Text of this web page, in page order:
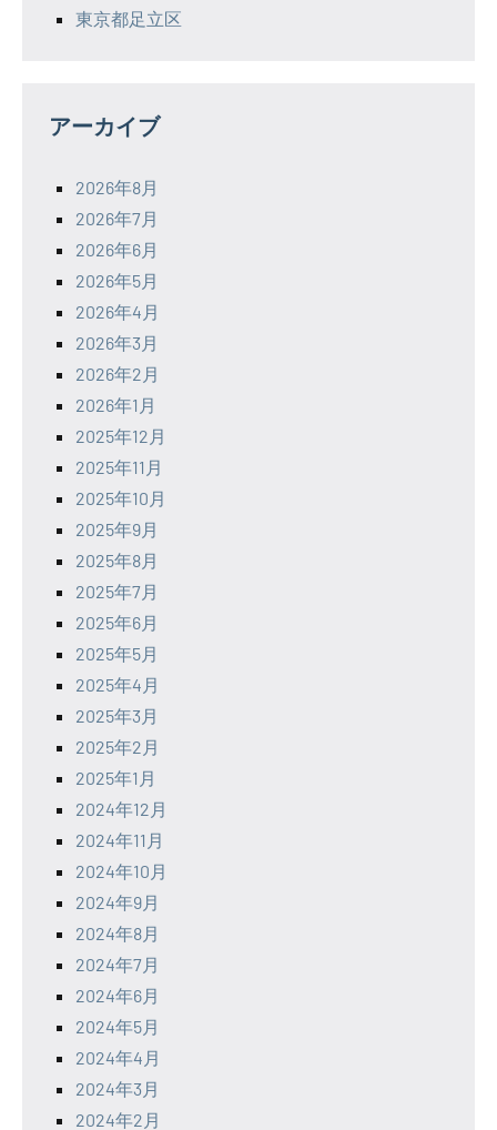
東京都足立区
アーカイブ
2026年8月
2026年7月
2026年6月
2026年5月
2026年4月
2026年3月
2026年2月
2026年1月
2025年12月
2025年11月
2025年10月
2025年9月
2025年8月
2025年7月
2025年6月
2025年5月
2025年4月
2025年3月
2025年2月
2025年1月
2024年12月
2024年11月
2024年10月
2024年9月
2024年8月
2024年7月
2024年6月
2024年5月
2024年4月
2024年3月
2024年2月